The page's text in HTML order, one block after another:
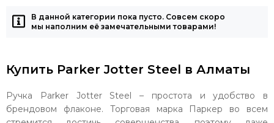
В данной категории пока пусто. Совсем скоро
мы наполним её замечательными товарами!
Купить Parker Jotter Steel в Алматы
Ручка Parker Jotter Steel – простота и удобство в
брендовом флаконе. Торговая марка Паркер во всем